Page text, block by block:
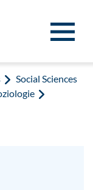
Social Sciences